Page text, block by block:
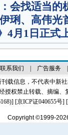
会找适当的
琍、高伟光
4月1日正式
联系我们 广告服务
载信息，不代表中新
授权禁止转载、摘编、
] [京ICP证040655号]
Copyright ©1999-